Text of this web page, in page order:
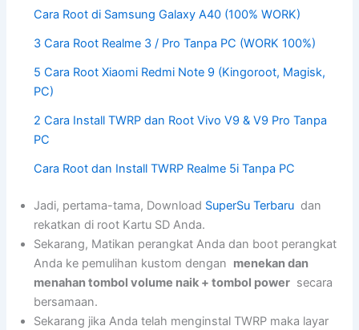
Cara Root di Samsung Galaxy A40 (100% WORK)
3 Cara Root Realme 3 / Pro Tanpa PC (WORK 100%)
5 Cara Root Xiaomi Redmi Note 9 (Kingoroot, Magisk,
PC)
2 Cara Install TWRP dan Root Vivo V9 & V9 Pro Tanpa
PC
Cara Root dan Install TWRP Realme 5i Tanpa PC
Jadi, pertama-tama, Download SuperSu Terbaru dan
rekatkan di root Kartu SD Anda.
Sekarang, Matikan perangkat Anda dan boot perangkat
Anda ke pemulihan kustom dengan menekan dan
menahan tombol volume naik + tombol power secara
bersamaan.
Sekarang jika Anda telah menginstal TWRP maka layar